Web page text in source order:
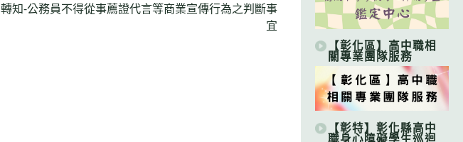
轉知-公務員不得從事薦證代言等商業宣傳行為之判斷事
宜
【彰化區】高中職相
關專業團隊服務
【彰特】彰化縣高中
職身心障礙學生巡迴